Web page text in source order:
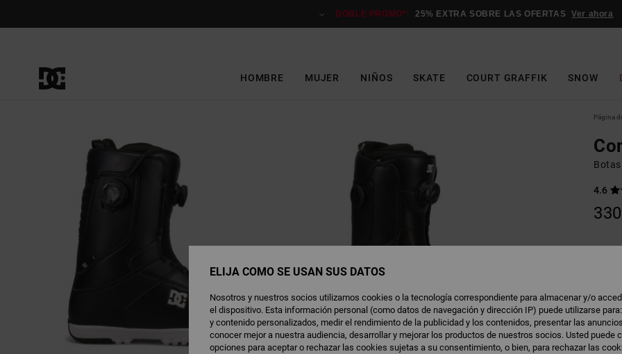
DOBLE PROMO*: 25% EXTRA SOBRE LAS OFERTAS Ver ahora
HOMBRE MUJER NIÑOS SKATE COURT GRAFFIK SNOW
Página
4.6
ELIJA CÓMO SE USAN SUS DATOS
Nosotros y nuestros socios utilizamos cookies o la tecnología correspondiente para almacenar y/o
el dispositivo. Esta información personal (como datos de navegación y dirección IP) puede utilizarse
y contenido personalizados, medir el rendimiento de la publicidad y los contenidos, presentar las
conocer mejor a nuestra audiencia, desarrollar y mejorar los productos de nuestros socios. Usted puede
opciones para aceptar o rechazar las cookies sujetas a su consentimiento, o bien, para rechazar las